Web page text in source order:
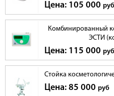
Цена: 105 000 руб
Комбинированный
ЭСТИ
Цена: 115 000 руб
Стойка
Цена: 85 000 руб